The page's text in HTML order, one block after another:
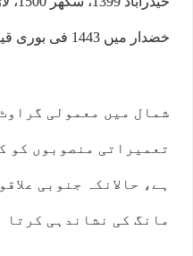
خضدار میں 1443 فی بوری قیمت ریکارڈ کی گئی۔
شمال میں معمولی
تعمیراتی منصوبوں کو
ہے، حالانکہ جنوبی
مانگ کی نشاندہی کرتا